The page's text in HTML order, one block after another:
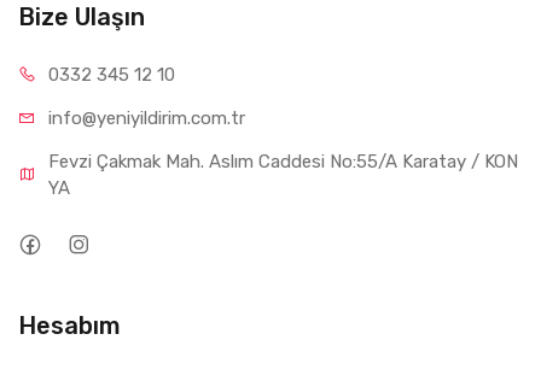
Bize Ulaşın
0332 345 12 10
info@yeniyildirim.com.tr
Fevzi Çakmak Mah. Aslım Caddesi No:55/A Karatay / KON
YA
Hesabım